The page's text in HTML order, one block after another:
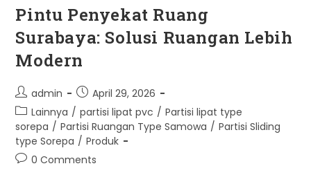
Rumah
Dan
Pintu Penyekat Ruang
Surabaya: Solusi Ruangan Lebih
Modern
Post
author:
admin
Post
published:
April 29, 2026
Post
category:
Lainnya / partisi lipat pvc / Partisi lipat type
sorepa / Partisi Ruangan Type Samowa / Partisi Sliding
type Sorepa / Produk
Post0 Comments